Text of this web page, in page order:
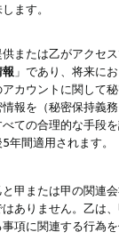
ます。
または乙がアクセ
」であり、将来に
カウントに関して
報を（秘密保持義
ての合理的な手段
年間適用されます。
甲または甲の関連
ありません。乙は
項に関連する行為